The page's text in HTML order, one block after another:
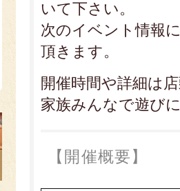
いて下さい。
次のイベント情報
頂きます。
開催時間や詳細は
家族みんなで遊び
【開催概要】